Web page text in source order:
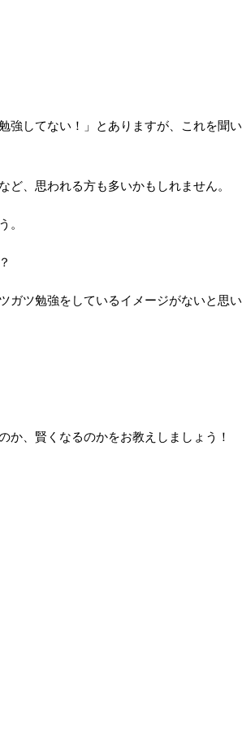
強してない！」とありますが、これを聞い
ど、思われる方も多いかもしれません。
。
ガツ勉強をしているイメージがないと思い
か、賢くなるのかをお教えしましょう！